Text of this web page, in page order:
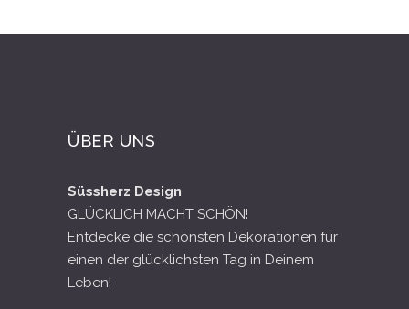
ÜBER UNS
Süssherz Design
GLÜCKLICH MACHT SCHÖN!
Entdecke die schönsten Dekorationen für
einen der glücklichsten Tag in Deinem
Leben!